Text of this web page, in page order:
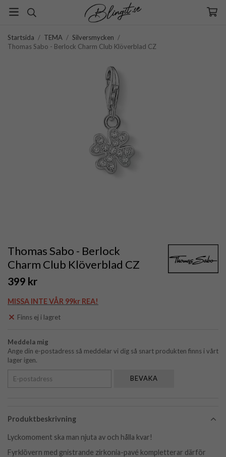
Startsida / TEMA / Silversmycken /
Thomas Sabo - Berlock Charm Club Klöverblad CZ
Thomas Sabo - Berlock
Charm Club Klöverblad CZ
399 kr
MISSA INTE VÅR 99kr REA!
Finns ej i lagret
Meddela mig
Ange din e-postadress så meddelar vi dig så snart produkten finns i vårt
lager igen.
BEVAKA
Produktbeskrivning
Lyckomoment ska man njuta av och hålla kvar!
Fyrklövern med gnistrande zirkonia-pavé kompletterar därför